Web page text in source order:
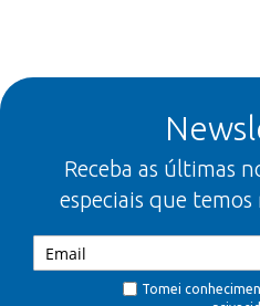
Receba as últimas
especiais que temos
Tomei